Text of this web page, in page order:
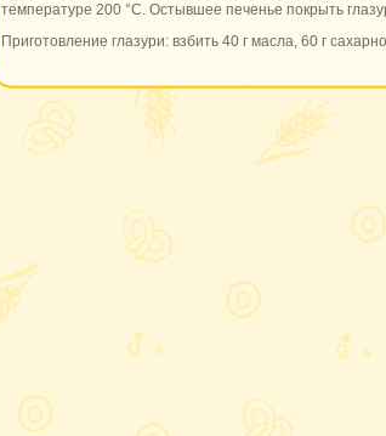
температуре 200 °С. Остывшее печенье покрыть
Приготовление глазури: взбить 40 г масла, 60 г